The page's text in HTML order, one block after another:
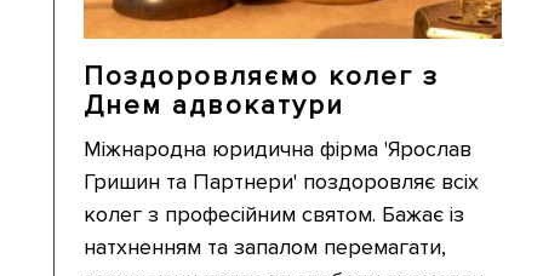
Поздоровляємо колег з
Днем адвокатури
Міжнародна юридична фірма 'Ярослав
Гришин та Партнери' поздоровляє всіх
колег з професійним святом. Бажає із
натхненням та запалом перемагати,